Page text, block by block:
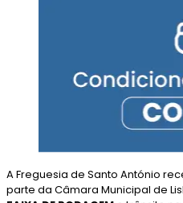
A Freguesia de Santo António
parte da Câmara Municipal de